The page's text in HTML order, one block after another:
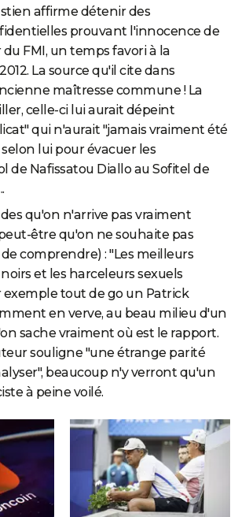
affirme détenir des
prouvant l'innocence de
FMI, un temps favori à la
La source qu'il cite dans
maîtresse commune ! La
celle-ci lui aurait dépeint
qui n'aurait "jamais vraiment été
lui pour évacuer les
de Nafissatou Diallo au Sofitel de
qu'on n'arrive pas vraiment
être qu'on ne souhaite pas
comprendre) : "Les meilleurs
et les harceleurs sexuels
exemple tout de go un Patrick
en verve, au beau milieu d'un
sache vraiment où est le rapport.
souligne "une étrange parité
beaucoup n'y verront qu'un
à peine voilé.